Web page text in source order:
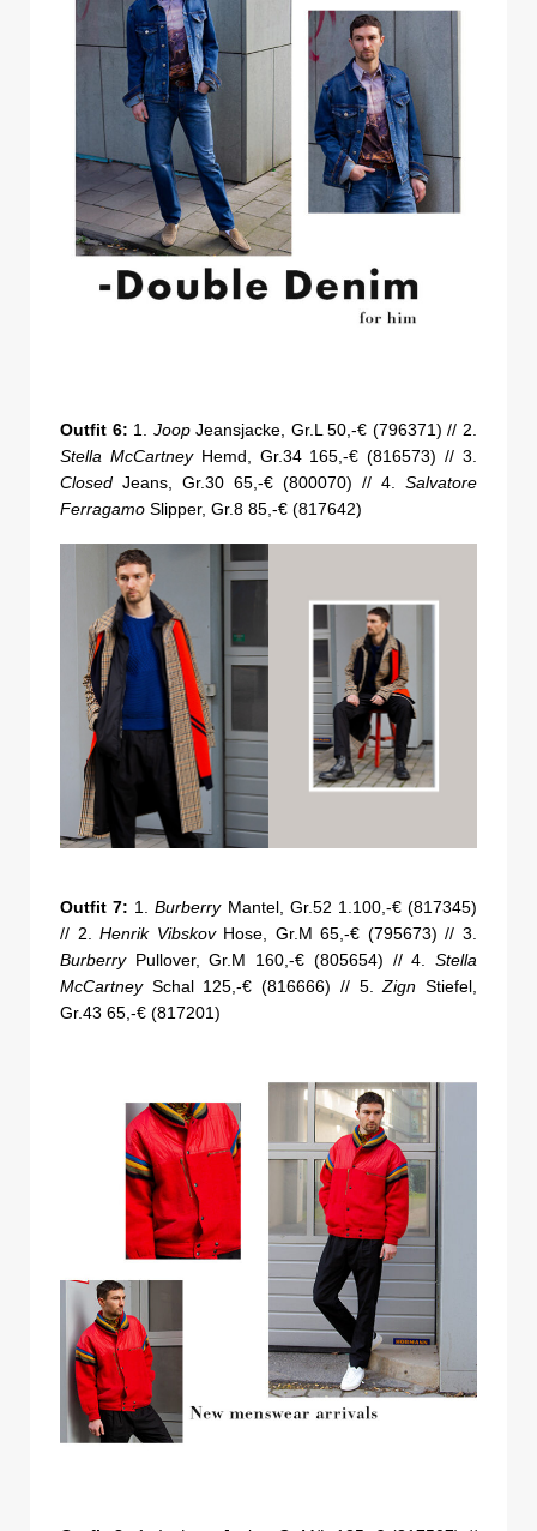
Outfit 6: 1. JoopJeansjacke, Gr.L 50,-€ (796371) // 2.
Stella McCartneyHemd, Gr.34 165,-€ (816573) // 3.
Closed Jeans, Gr.30 65,-€ (800070) // 4. Salvatore
Ferragamo Slipper, Gr.8 85,-€ (817642)
Outfit 7: 1.BurberryMantel, Gr.52 1.100,-€ (817345)
// 2.
Henrik VibskovHose, Gr.M 65,-€ (795673) // 3.
BurberryPullover, Gr.M 160,-€ (805654) // 4. Stella
McCartneySchal 125,-€ (816666) // 5.Zign Stiefel,
Gr.43 65,-€ (817201)